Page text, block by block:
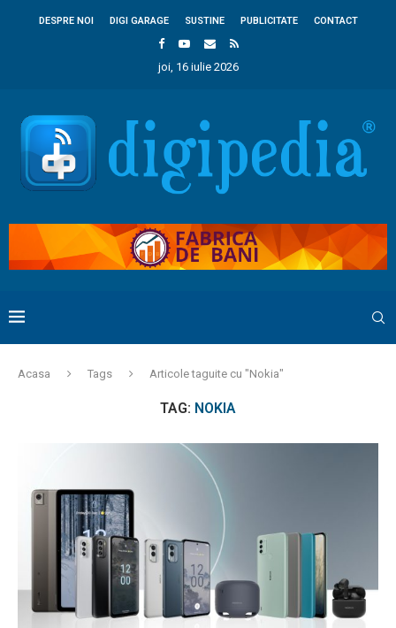
DESPRE NOI DIGI GARAGE SUSTINE PUBLICITATE CONTACT
joi, 16 iulie 2026
Acasa Tags Articole taguite cu "Nokia"
TAG: NOKIA